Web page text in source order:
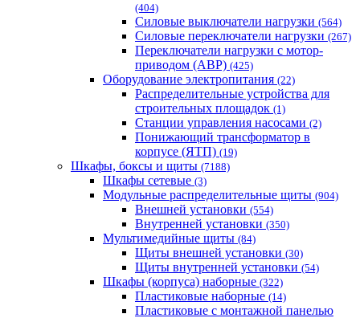
(404)
Силовые выключатели нагрузки (564)
Cиловые переключатели нагрузки (267)
Переключатели нагрузки с мотор-
приводом (АВР) (425)
Оборудование электропитания (22)
Распределительные устройства для
строительных площадок (1)
Станции управления насосами (2)
Понижающий трансформатор в
корпусе (ЯТП) (19)
Шкафы, боксы и щиты (7188)
Шкафы сетевые (3)
Модульные распределительные щиты (904)
Внешней установки (554)
Внутренней установки (350)
Мультимедийные щиты (84)
Щиты внешней установки (30)
Щиты внутренней установки (54)
Шкафы (корпуса) наборные (322)
Пластиковые наборные (14)
Пластиковые с монтажной панелью